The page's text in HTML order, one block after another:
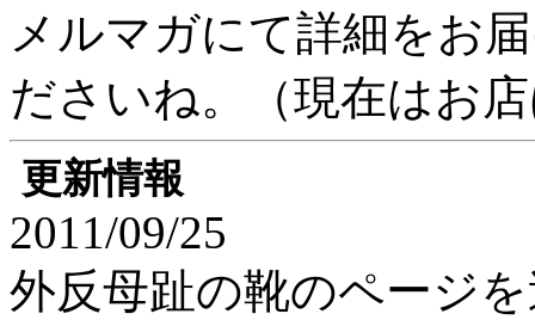
メルマガにて詳細をお
ださいね。（現在はお
更新情報
2011/09/25
外反母趾の靴のページ